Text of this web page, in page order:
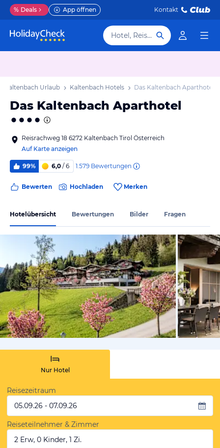
% Deals App öffnen Kontakt
Hotel, Reiseziel
Kaltenbach Urlaub Kaltenbach Hotels Das Kaltenbach Aparthotel
Das Kaltenbach Aparthotel
Reisrachweg 18 6272 Kaltenbach Tirol Österreich
Auf Karte anzeigen
99% 6,0 / 6 1.579 Bewertungen
Bewerten Hochladen Merken
Hotelübersicht Bewertungen Bilder Fragen
vom
Nur Hotel
Reisezeitraum
05.09.26 - 07.09.26
Reiseteilnehmer & Zimmer
2 Erw, 0 Kinder, 1 Zi.